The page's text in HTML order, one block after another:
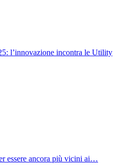
l’innovazione incontra le Utility
essere ancora più vicini ai…